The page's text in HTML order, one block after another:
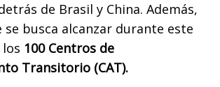
de Brasil y China. Además,
se busca alcanzar durante este
100 Centros de
Transitorio (CAT).